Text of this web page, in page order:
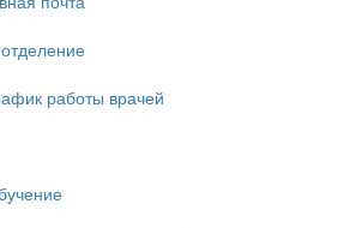
работы врачей